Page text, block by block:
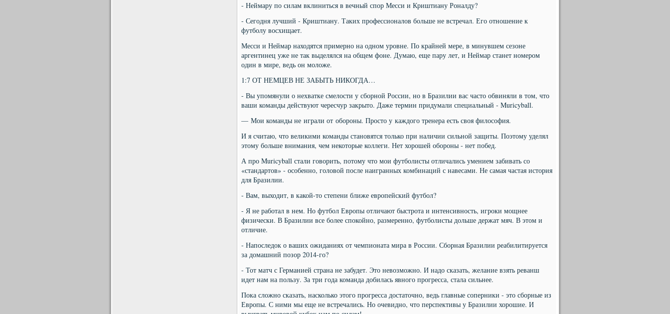
- Неймару по силам вклиниться в вечный спор Месси и Криштиану Роналду?
- Сегодня лучший - Криштиану. Таких профессионалов больше не встречал. Его отношение к
футболу восхищает.
Месси и Неймар находятся примерно на одном уровне. По крайней мере, в минувшем сезоне
аргентинец уже не так выделялся на общем фоне. Думаю, еще пару лет, и Неймар станет номером
один в мире, ведь он моложе.
1:7 ОТ НЕМЦЕВ НЕ ЗАБЫТЬ НИКОГДА…
- Вы упомянули о нехватке смелости у сборной России, но в Бразилии вас часто обвиняли в том, что
ваши команды действуют чересчур закрыто. Даже термин придумали специальный - Muricyball.
— Мои команды не играли от обороны. Просто у каждого тренера есть своя философия.
И я считаю, что великими команды становятся только при наличии сильной защиты. Поэтому уделял
этому больше внимания, чем некоторые коллеги. Нет хорошей обороны - нет побед.
А про Muricyball стали говорить, потому что мои футболисты отличались умением забивать со
«стандартов» - особенно, головой после наигранных комбинаций с навесами. Не самая частая история
для Бразилии.
- Вам, выходит, в какой-то степени ближе европейский футбол?
- Я не работал в нем. Но футбол Европы отличают быстрота и интенсивность, игроки мощнее
физически. В Бразилии все более спокойно, размеренно, футболисты дольше держат мяч. В этом и
отличие.
- Напоследок о ваших ожиданиях от чемпионата мира в России. Сборная Бразилии реабилитируется
за домашний позор 2014-го?
- Тот матч с Германией страна не забудет. Это невозможно. И надо сказать, желание взять реванш
идет нам на пользу. За три года команда добилась явного прогресса, стала сильнее.
Пока сложно сказать, насколько этого прогресса достаточно, ведь главные соперники - это сборные из
Европы. С ними мы еще не встречались. Но очевидно, что перспективы у Бразилии хорошие. И